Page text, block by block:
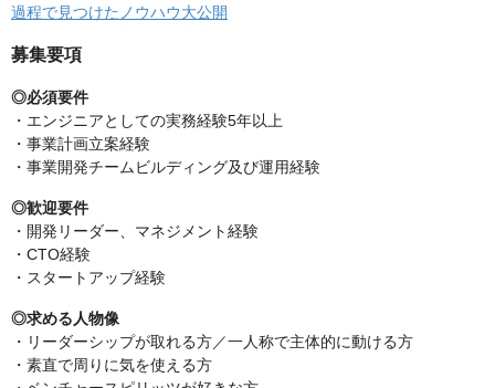
過程で見つけたノウハウ大公開
募集要項
◎必須要件
・エンジニアとしての実務経験5年以上
・事業計画立案経験
・事業開発チームビルディング及び運用経験
◎歓迎要件
・開発リーダー、マネジメント経験
・CTO経験
・スタートアップ経験
◎求める人物像
・リーダーシップが取れる方／一人称で主体的に動ける方
・素直で周りに気を使える方